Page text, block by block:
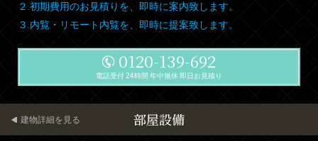
２.初期費用のお見積りを、即時に案内致します。
３.内覧・リモート内覧を、即時に提案致します。
0120-139-692
電話受付 24時間 年中無休 即日お見積り
部屋設備
建物詳細を見る